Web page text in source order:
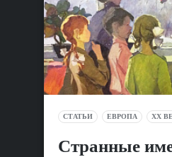
СТАТЬИ ЕВРОПА XX
Cтранные